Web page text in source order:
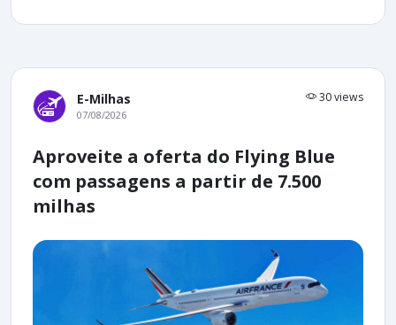
E-Milhas 30 views
07/08/2026
Aproveite a oferta do Flying Blue
com passagens a partir de 7.500
milhas